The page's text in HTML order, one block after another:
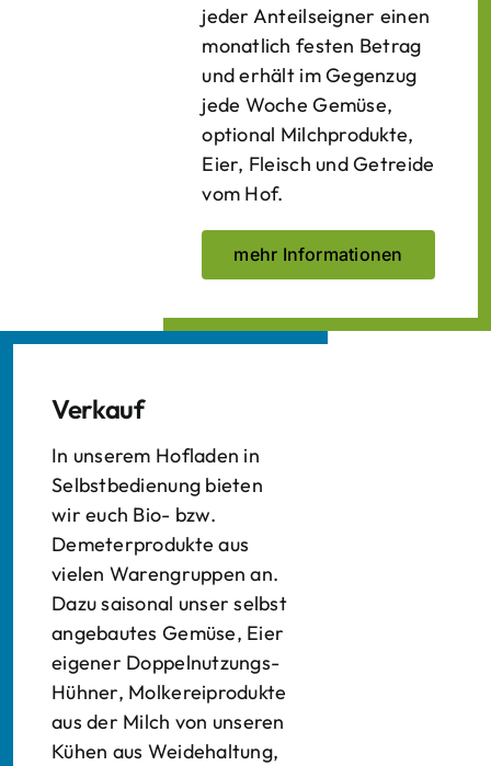
jeder Anteilseigner einen
monatlich festen Betrag
und erhält im Gegenzug
jede Woche Gemüse,
optional Milchprodukte,
Eier, Fleisch und Getreide
vom Hof.
mehr Informationen
Verkauf
In unserem Hofladen in
Selbstbedienung bieten
wir euch Bio- bzw.
Demeterprodukte aus
vielen Warengruppen an.
Dazu saisonal unser selbst
angebautes Gemüse, Eier
eigener Doppelnutzungs-
Hühner, Molkereiprodukte
aus der Milch von unseren
Kühen aus Weidehaltung,